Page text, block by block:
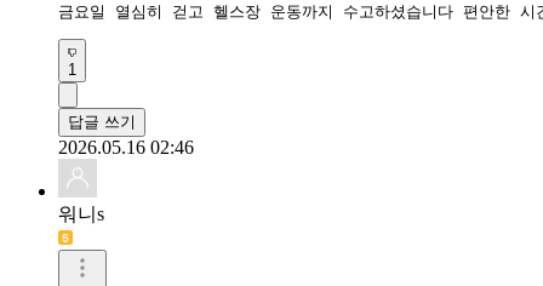
금요일 열심히 걷고 헬스장 운동까지 수고하셨습니다 편안한
1
답글 쓰기
2026.05.16 02:46
워니s